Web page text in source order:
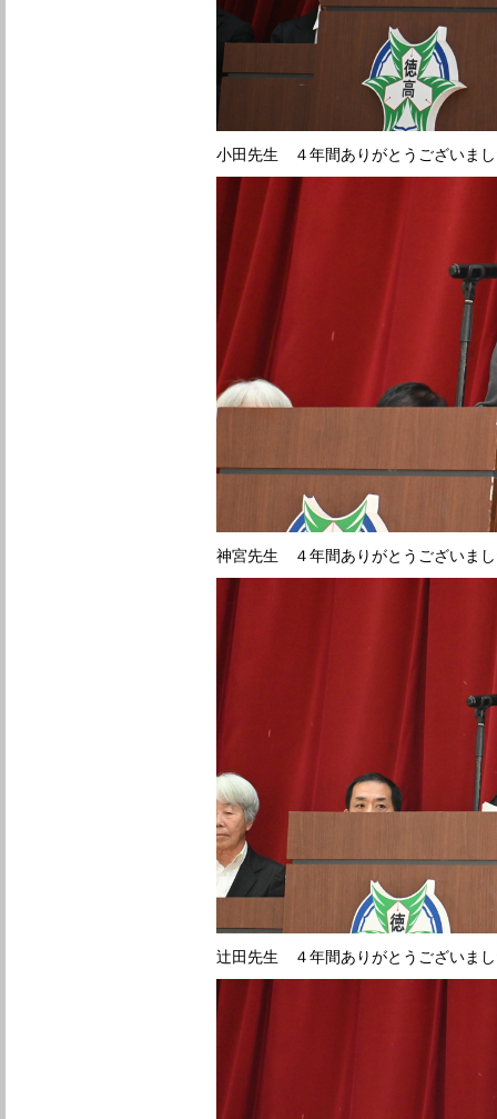
小田先生 ４年間ありがとうございま
神宮先生 ４年間ありがとうございま
辻田先生 ４年間ありがとうございま